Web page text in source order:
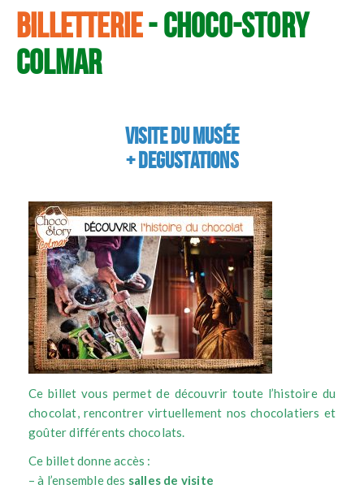
g
a
t
Billetterie- Choco-Story
COLMAR
Visite du musée
+ DEGUSTATIONS
Ce billet vous permet de découvrir toute l’histoire du
chocolat, rencontrer virtuellement nos chocolatiers et
goûter différents chocolats.
Ce billet donne accès :
– à l’ensemble des salles de visite